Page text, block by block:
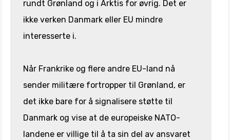
rundt Grønland og i Arktis for øvrig. Det er
ikke verken Danmark eller EU mindre
interesserte i.
Når Frankrike og flere andre EU-land nå
sender militære fortropper til Grønland, er
det ikke bare for å signalisere støtte til
Danmark og vise at de europeiske NATO-
landene er villige til å ta sin del av ansvaret